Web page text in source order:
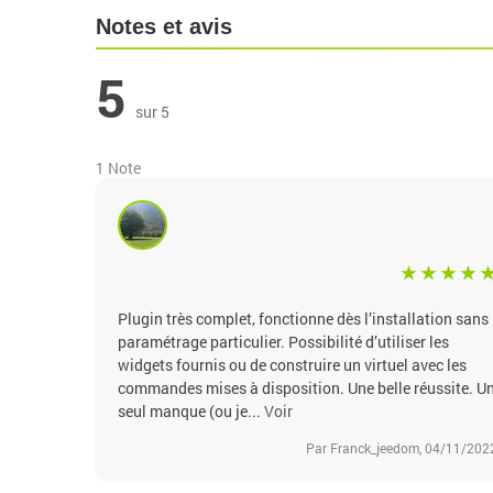
Notes et avis
5 sur 5
1 Note
Plugin très complet, fonctionne dès l’installation sans
paramétrage particulier. Possibilité d’utiliser les
widgets fournis ou de construire un virtuel avec les
commandes mises à disposition. Une belle réussite.
seul manque (ou je... Voir
Par Franck_jeedom, 04/11/